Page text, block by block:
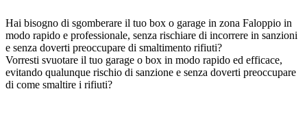
Hai bisogno di sgomberare il tuo box o garage in zona Faloppio in
modo rapido e professionale, senza rischiare di incorrere in sanzioni
e senza doverti preoccupare di smaltimento rifiuti?
Vorresti svuotare il tuo garage o box in modo rapido ed efficace,
evitando qualunque rischio di sanzione e senza doverti preoccupare
di come smaltire i rifiuti?